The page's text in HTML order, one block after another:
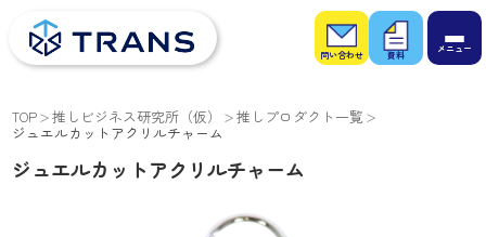
お問
い合
わせ
お役
立ち
資料
TOP 推しビジネス研究所（仮） 推しプロダクト一覧
ジュエルカットアクリルチャーム
ジュエルカットアクリルチャーム